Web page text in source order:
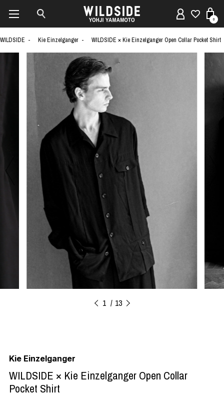
0
WILDSIDE Kie Einzelganger WILDSIDE × Kie Einzelganger Open Collar Pocket Shirt
1 13
Kie Einzelganger
WILDSIDE × Kie Einzelganger Open Collar
Pocket Shirt